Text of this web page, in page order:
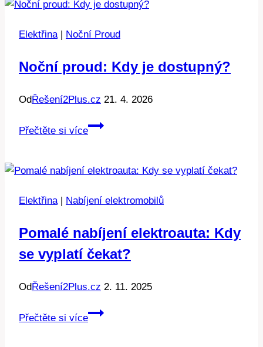
Jak
zdarma
stanice
Elektřina| Noční Proud
Noční proud: Kdy je dostupný?
Od Řešení2Plus.cz 21. 4. 2026
Přečtěte si více
Noční
je
Elektřina| Nabíjení elektromobilů
Pomalé nabíjení elektroauta: Kdy
se vyplatí čekat?
Od Řešení2Plus.cz 2. 11. 2025
Přečtěte si více
Pomalé